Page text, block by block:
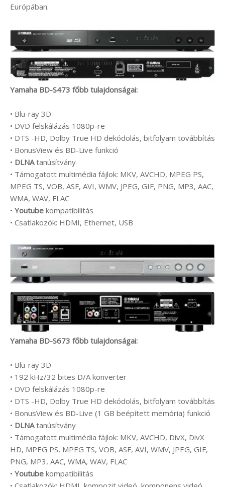
Európában.
Yamaha BD-S473 főbb tulajdonságai:
• Blu-ray 3D
• DVD felskálázás 1080p-re
• DTS -HD, Dolby True HD dekódolás, bitfolyam továbbítás
• BonusView és BD-Live funkció
• DLNAtanúsítvány
• Támogatott multimédia fájlok: MKV, AVCHD, MPEG PS,
MPEG TS, VOB, ASF, AVI, WMV, JPEG, GIF, PNG, MP3, AAC,
WMA, WAV, FLAC
• Youtube kompatibilitás
• Csatlakozók: HDMI, Ethernet, USB
Yamaha BD-S673 főbb tulajdonságai:
• Blu-ray 3D
• 192 kHz/32 bites D/A konverter
• DVD felskálázás 1080p-re
• DTS -HD, Dolby True HD dekódolás, bitfolyam továbbítás
• BonusView és BD-Live (1 GB beépített memória) funkció
• DLNAtanúsítvány
• Támogatott multimédia fájlok: MKV, AVCHD, DivX, DivX
HD, MPEG PS, MPEG TS, VOB, ASF, AVI, WMV, JPEG, GIF,
PNG, MP3, AAC, WMA, WAV, FLAC
• Youtube kompatibilitás